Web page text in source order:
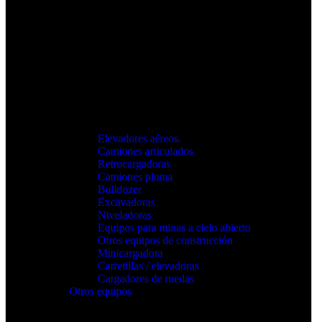
Elevadores aéreos.
Camiones articulados
Retrocargadoras
Camiones pluma
Bulldozer
Excavadoras
Niveladoras
Equipos para minas a cielo abierto
Otros equipos de construcción
Minicargadora
Carretillas / elevadoras
Cargadores de ruedas
Otros equipos